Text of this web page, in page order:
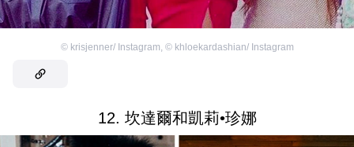
© krisjenner/ Instagram © khloekardashian/ Instagram
12. 坎達爾和凱莉•珍娜